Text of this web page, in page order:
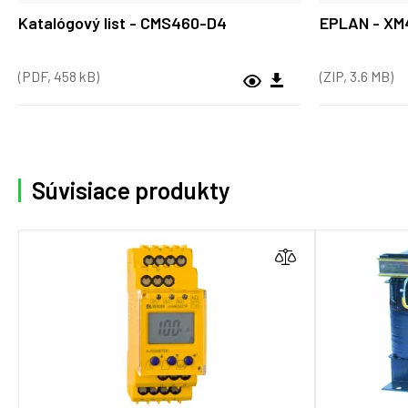
Katalógový list - CMS460-D4
(PDF, 458 kB)
EPLAN -
(ZIP, 3.6 MB)
Súvisiace produkty